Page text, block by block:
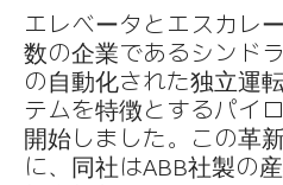
エレベータとエスカレ
数の企業であるシンド
の自動化された独立運
テムを特徴とするパイ
開始しました。この革
に、同社はABB社製の